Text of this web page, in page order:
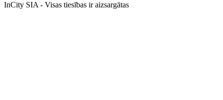
InCity SIA - Visas tiesības ir aizsargātas